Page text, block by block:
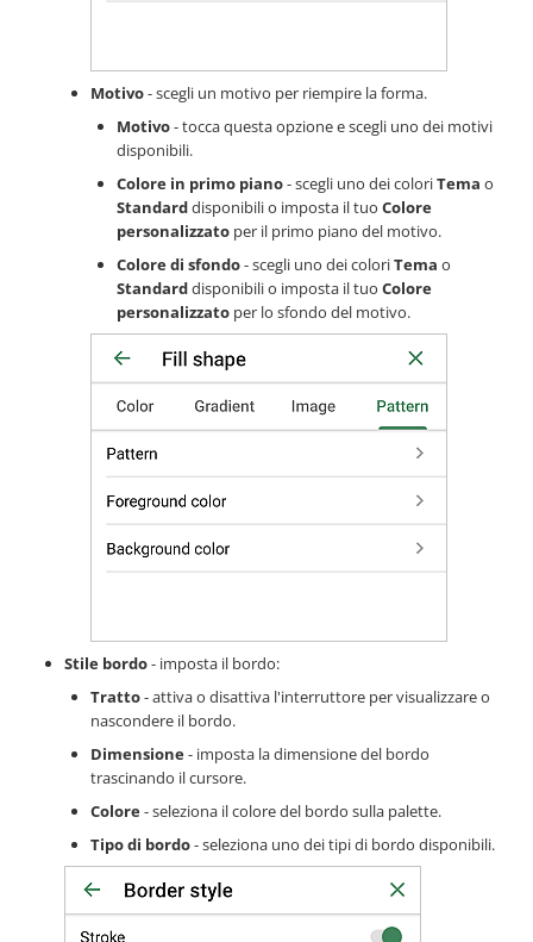
Motivo- scegli un motivo per riempire la forma.
Motivo- tocca questa opzione e scegli uno dei motivi
disponibili.
Colore in primo piano- scegli uno dei coloriTema o
Standarddisponibili o imposta il tuo Colore
personalizzato per il primo piano del motivo.
Colore di sfondo- scegli uno dei coloriTema o
Standarddisponibili o imposta il tuo Colore
personalizzato per lo sfondo del motivo.
Stile bordo- imposta il bordo:
Tratto- attiva o disattiva l'interruttore per visualizzare o
nascondere il bordo.
Dimensione- imposta la dimensione del bordo
trascinando il cursore.
Colore- seleziona il colore del bordo sulla palette.
Tipo di bordo- seleziona uno dei tipi di bordo disponibili.